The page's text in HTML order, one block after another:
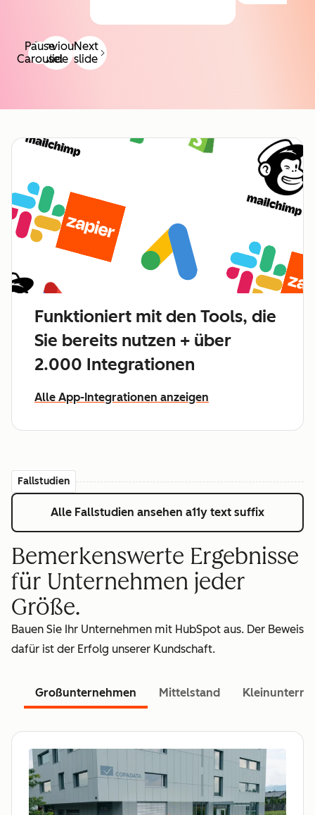
Previous
slide
Next
slide
Pause
Carousel
Funktioniert mit den Tools, die
Sie bereits nutzen + über
2.000 Integrationen
Alle App-Integrationen anzeigen
Fallstudien
Alle Fallstudien ansehen a11y text suffix
Bemerkenswerte Ergebnisse
für Unternehmen jeder
Größe.
Bauen Sie Ihr Unternehmen mit HubSpot aus. Der Beweis
dafür ist der Erfolg unserer Kundschaft.
Großunternehmen Mittelstand